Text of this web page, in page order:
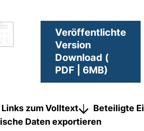
Veröffentlichte
Version
Download (
PDF | 6MB)
zum Volltext
Beteiligte
Daten exportieren